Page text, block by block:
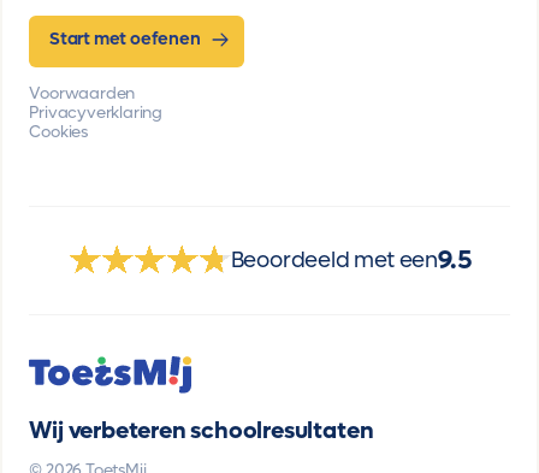
Start met oefenen
Voorwaarden
Privacyverklaring
Cookies
Beoordeeld met een9.5
Wij verbeteren schoolresultaten